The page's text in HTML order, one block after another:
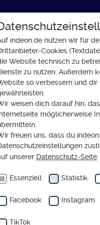
GLAUBE
und evangelisch
Jung,
indeon.de nutzen wir für
Cookies
Website technisch zu
zu nutzen. Außerdem
so verbessern und
weisen dich darauf hin,
möglicherweise
freuen uns, dass du
unserer Datenschutz-Seite
Essenziell Statistik
Facebook Instagram
TikTok